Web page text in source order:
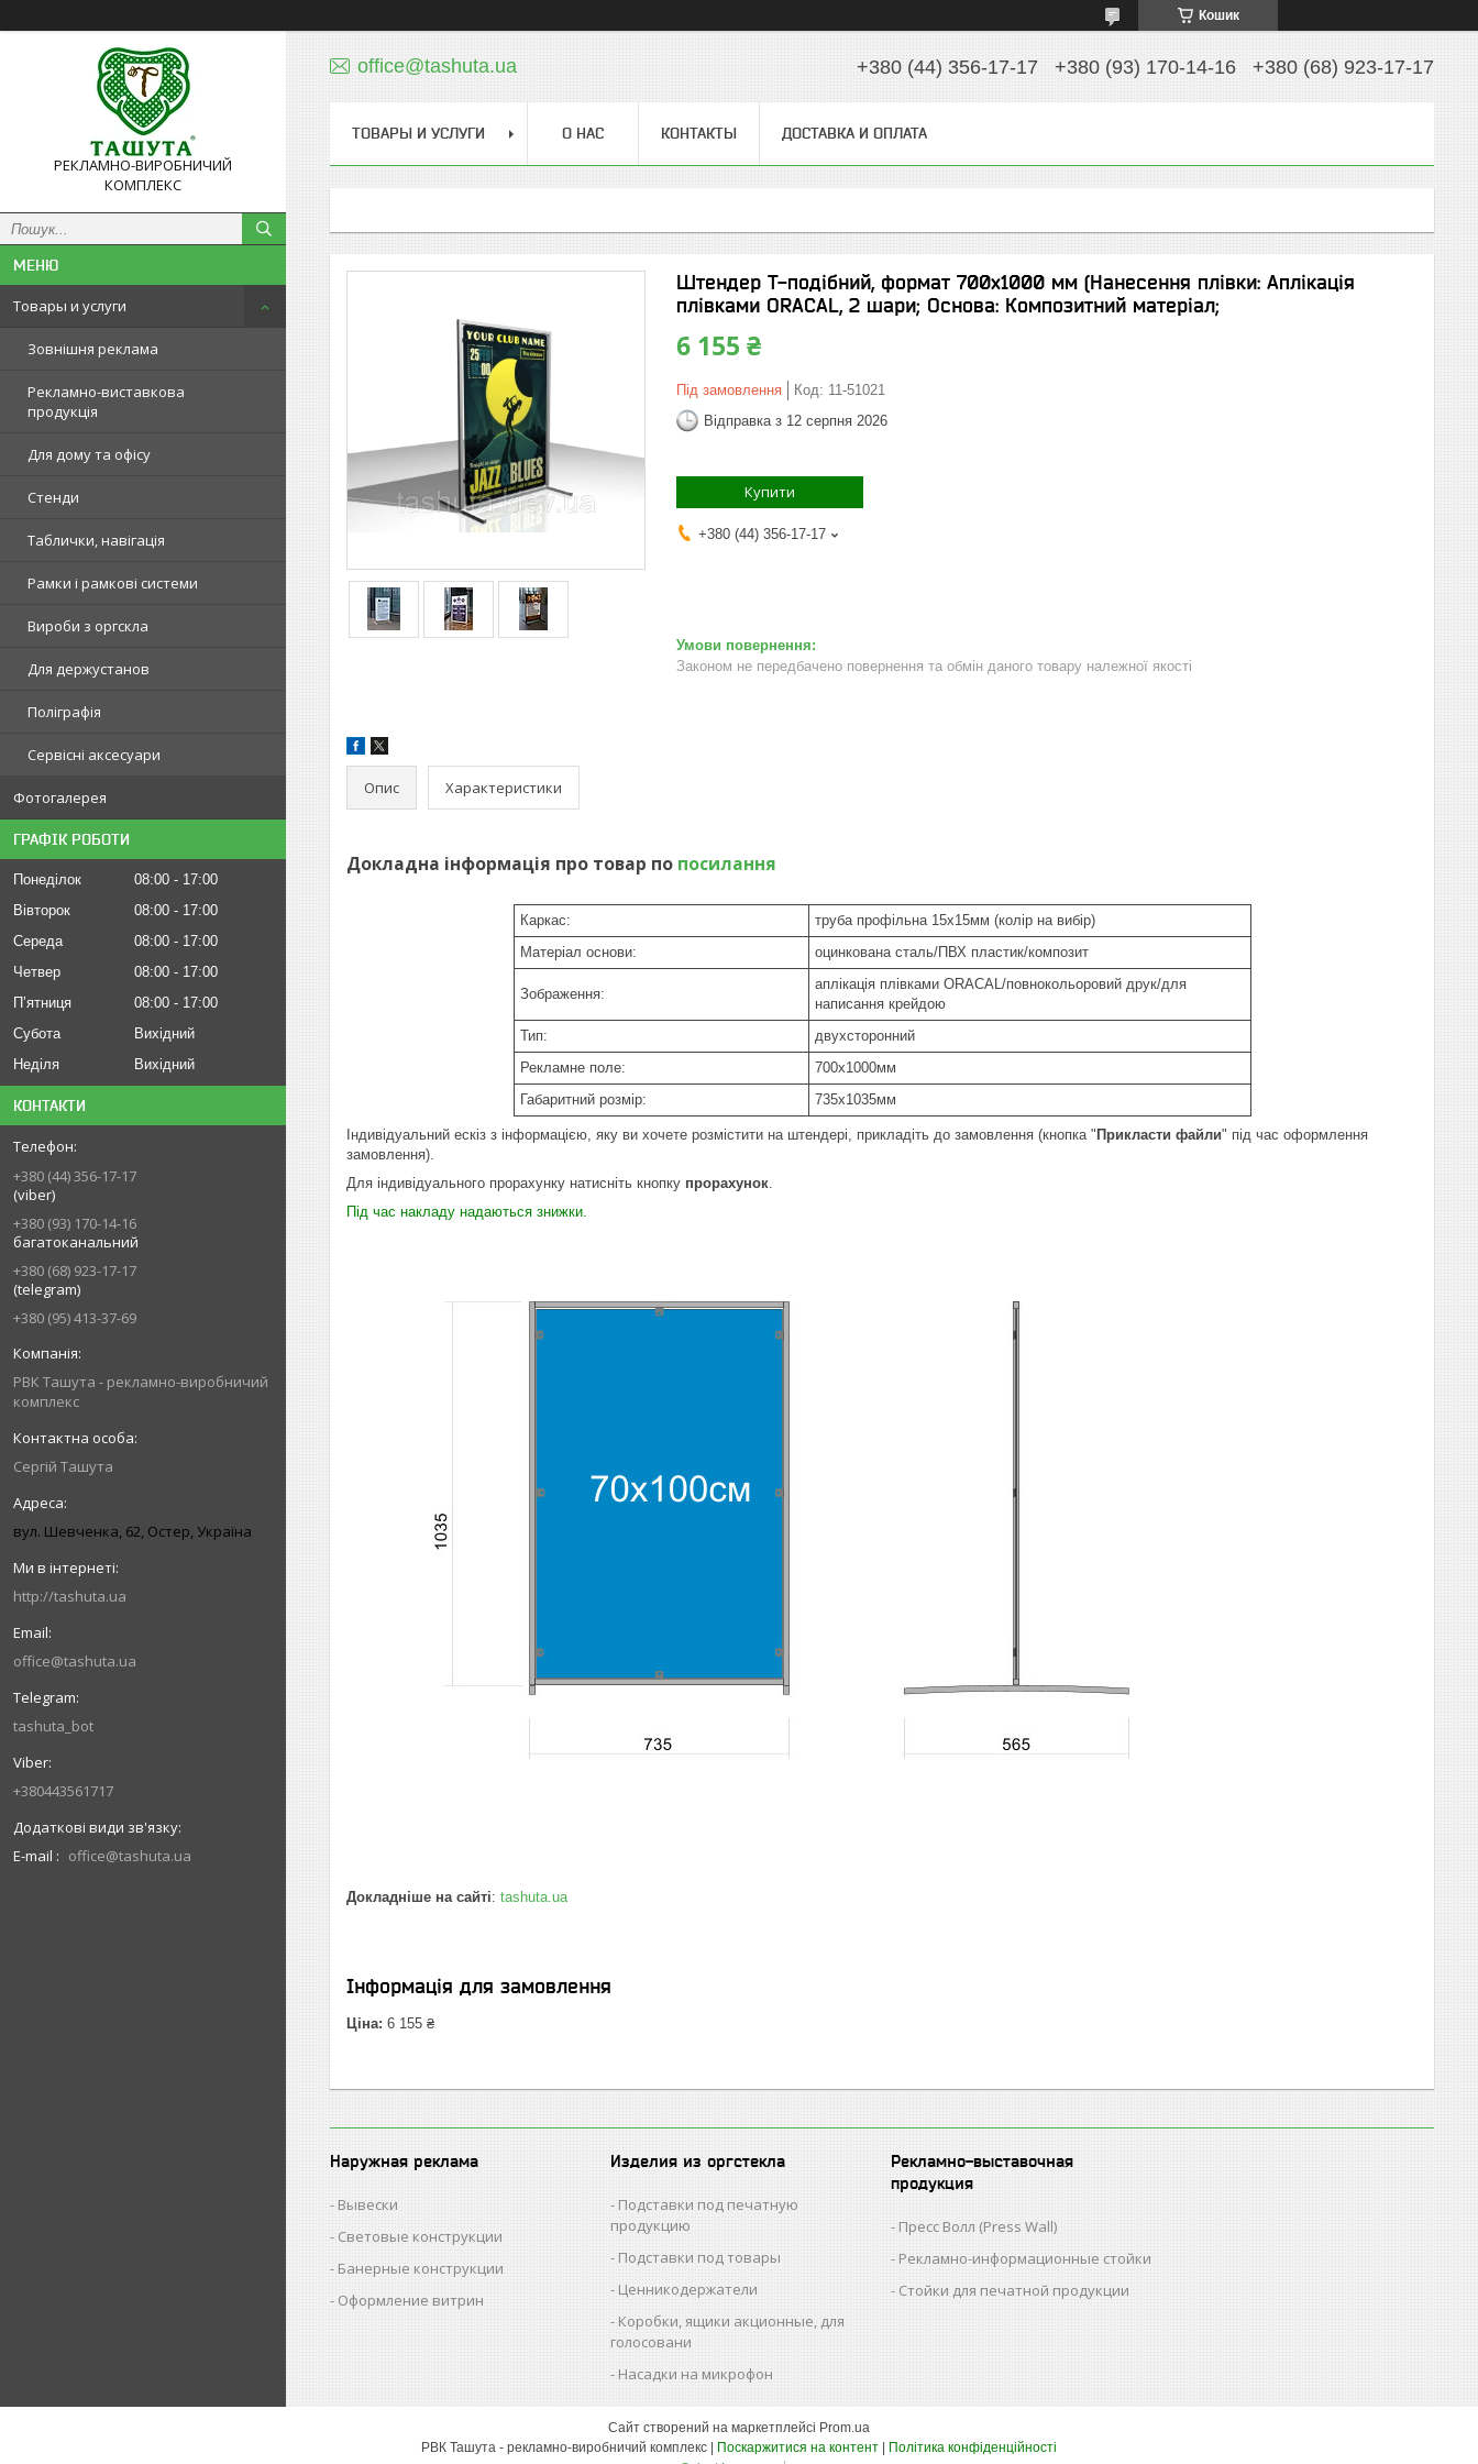
Кошик
РЕКЛАМНО-ВИРОБНИЧИЙ
КОМПЛЕКС
Товары и услуги
Зовнішня реклама
Рекламно-виставкова
продукція
Для дому та офісу
Стенди
Таблички, навігація
Рамки і рамкові системи
Вироби з оргскла
Для держустанов
Поліграфія
Сервісні аксесуари
Фотогалерея
ГРАФІК РОБОТИ
Понеділок 08:00
17:00
Вівторок
08:00
17:00
Середа
08:00
17:00
Четвер
08:00
17:00
Пʼятниця
08:00
17:00
Субота
Вихідний
Неділя
Вихідний
КОНТАКТИ
+380 (44) 356-17-17
(viber)
+380 (93) 170-14-16
багатоканальний
+380 (68) 923-17-17
(telegram)
+380 (95) 413-37-69
РВК Ташута - рекламно-виробничий
комплекс
Сергій Ташута
вул. Шевченка, 62, Остер, Україна
http://tashuta.ua
office@tashuta.ua
tashuta_bot
+380443561717
E-mail office@tashuta.ua
office@tashuta.ua +380 (44) 356-17-17 +380 (93) 170-14-16 +380 (68) 923-17-17
ТОВАРЫ И УСЛУГИ О НАС КОНТАКТЫ ДОСТАВКА И ОПЛАТА
Штендер Т-подібний, формат 700х1000 мм (Нанесення плівки: Аплікація
плівками ORACAL, 2 шари; Основа: Композитний матеріал;
6 155 ₴
Під замовлення Код: 11-51021
Відправка з 12 серпня 2026
Купити
+380 (44) 356-17-17
Законом не передбачено повернення та обмін даного товару належної якості
Опис Характеристики
Докладна інформація про товар по посилання
Каркас:
труба профільна 15х15мм (колір на вибір)
Матеріал основи:
оцинкована сталь/ПВХ пластик/композит
Зображення:
аплікація плівками ORACAL/повнокольоровий друк/для
написання крейдою
Тип:
двухсторонний
Рекламне поле:
700х1000мм
Габаритний розмір:
735х1035мм
Індивідуальний ескіз з інформацією, яку ви хочете розмістити на штендері, прикладіть до замовлення (кнопка " Прикласти файли" під час оформлення
замовлення).
Для індивідуального прорахунку натисніть кнопку прорахунок.
Під час накладу надаються знижки.
Докладніше на сайті: tashuta.ua
Інформація для замовлення
Ціна: 6 155 ₴
Наружная реклама
Вывески
Световые конструкции
Банерные конструкции
Оформление витрин
Изделия из оргстекла
Подставки под печатную
продукцию
Подставки под товары
Ценникодержатели
Коробки, ящики акционные, для
голосовани
Насадки на микрофон
Рекламно-выставочная
продукция
Пресс Волл (Press Wall)
Рекламно-информационные стойки
Стойки для печатной продукции
Сайт створений на маркетплейсі Prom.ua
Поскаржитися на контент
Політика конфіденційності